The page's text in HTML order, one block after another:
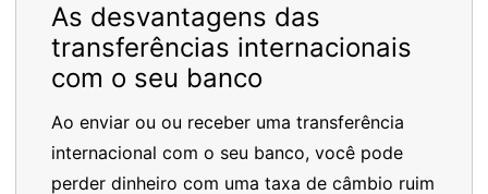
As desvantagens das
transferências internacionais
com o seu banco
Ao enviar ou ou receber uma transferência
internacional com o seu banco, você pode
perder dinheiro com uma taxa de câmbio ruim